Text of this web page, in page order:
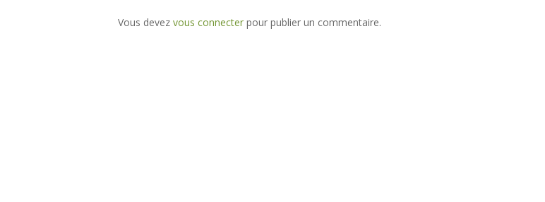
Vous devez vous connecter pour publier un commentaire.